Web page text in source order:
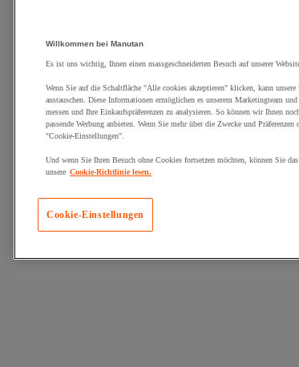
Willkommen bei Manutan
Es ist uns wichtig, Ihnen einen massgeschneiderten Besuch auf unserer
Wenn Sie auf die Schaltfläche "Alle cookies akzeptieren" klicken, kann
austauschen. Diese Informationen ermöglichen es unserem Marketingteam
messen und Ihre Einkaufspräferenzen zu analysieren. So können wir Ihnen
passende Werbung anbieten. Wenn Sie mehr über die Zwecke und
"Cookie-Einstellungen".
Und wenn Sie Ihren Besuch ohne Cookies fortsetzen möchten, können Sie
unsere Cookie-Richtlinie lesen.
Cookie-Einstellungen